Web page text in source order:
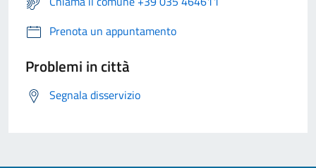
Prenota un appuntamento
Problemi in città
Segnala disservizio